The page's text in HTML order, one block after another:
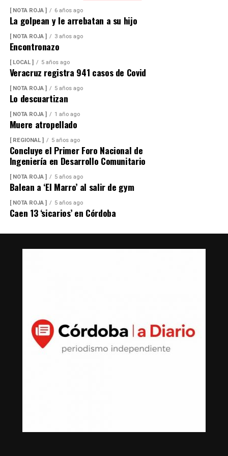
miles de familias dedicadas a la actividad avícola.
Finalmente, destacó que entre Veracruz y Puebla
operan ocho empresas productoras con más de 350
granjas avícolas, las cuales representan una importante
fuente de empleo y desarrollo económico para
[ NOTA ROJA ] 6 años ago
La golpean y le arrebatan a su hijo
[ NOTA ROJA ] 3 años ago
Encontronazo
[ LOCAL ] 5 años ago
Veracruz registra 941 casos de Covid
[ NOTA ROJA ] 5 años ago
Lo descuartizan
[ NOTA ROJA ] 1 año ago
Muere atropellado
[ REGIONAL ] 5 años ago
Concluye el Primer Foro Nacional de
Ingeniería en Desarrollo Comunitario
[ NOTA ROJA ] 5 años ago
Balean a ‘El Marro’ al salir de gym
[ NOTA ROJA ] 5 años ago
Caen 13 ‘sicarios’ en Córdoba